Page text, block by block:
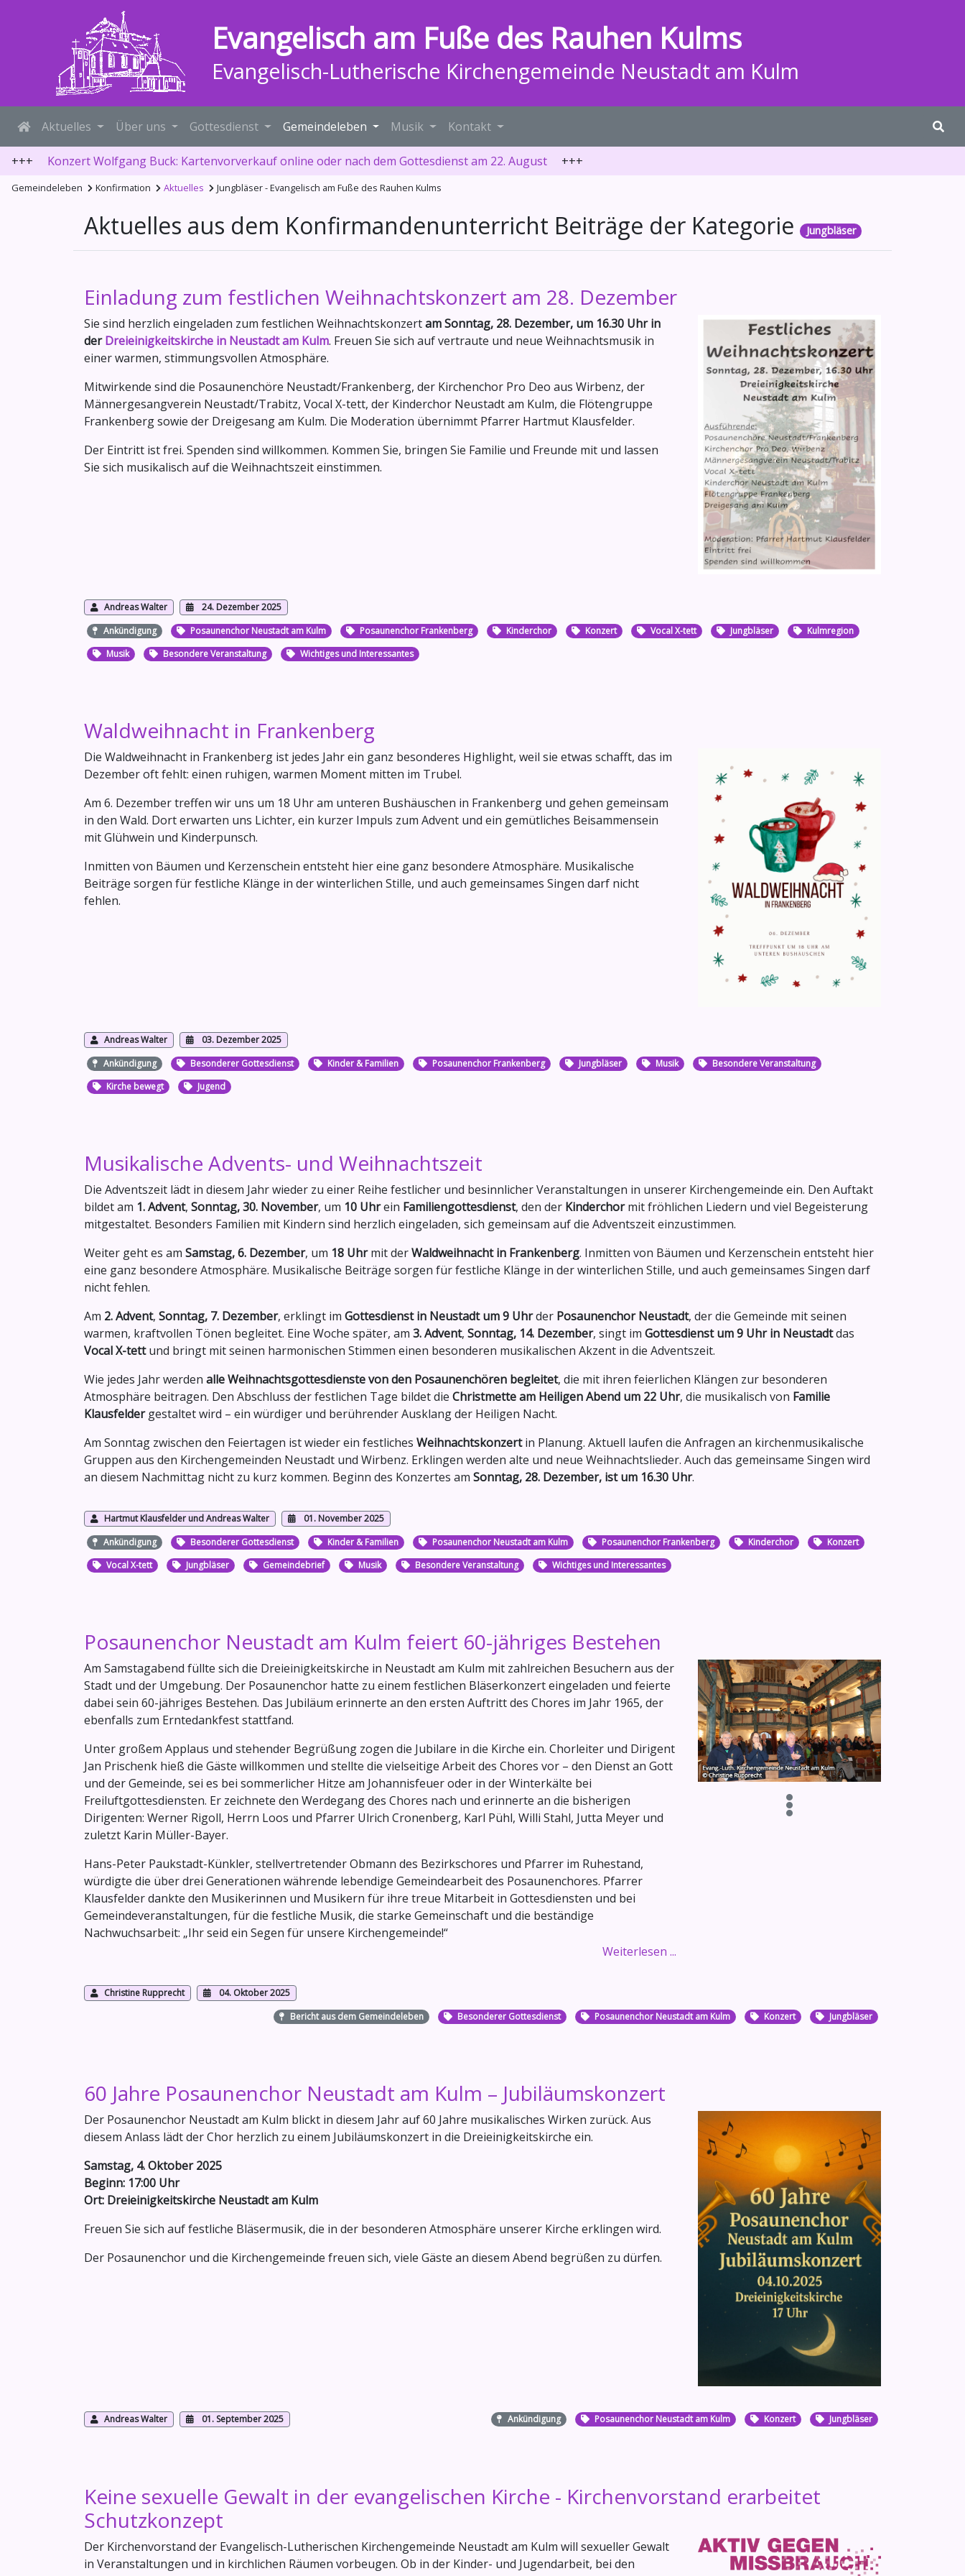
Evangelisch am Fuße des Rauhen Kulms
Evangelisch-Lutherische Kirchengemeinde Neustadt am Kulm
Aktuelles Über uns Gottesdienst Gemeindeleben Musik Kontakt
+++ Konzert Wolfgang Buck: Kartenvorverkauf online oder nach dem Gottesdienst am 22. August +++
Gemeindeleben Konfirmation Aktuelles Jungbläser - Evangelisch am Fuße des Rauhen Kulms
Aktuelles aus dem Konfirmandenunterricht Beiträge der Kategorie Jungbläser
Einladung zum festlichen Weihnachtskonzert am 28. Dezember
Sie sind herzlich eingeladen zum festlichen Weihnachtskonzertam Sonntag, 28. Dezember, um 16.30 Uhr in
derDreieinigkeitskirche in Neustadt am Kulm. Freuen Sie sich auf vertraute und neue Weihnachtsmusik in
einer warmen, stimmungsvollen Atmosphäre.
Mitwirkende sind die Posaunenchöre Neustadt/Frankenberg, der Kirchenchor Pro Deo aus Wirbenz, der
Männergesangverein Neustadt/Trabitz, Vocal X-tett, der Kinderchor Neustadt am Kulm, die Flötengruppe
Frankenberg sowie der Dreigesang am Kulm. Die Moderation übernimmt Pfarrer Hartmut Klausfelder.
Der Eintritt ist frei. Spenden sind willkommen. Kommen Sie, bringen Sie Familie und Freunde mit und lassen
Sie sich musikalisch auf die Weihnachtszeit einstimmen.
Andreas Walter
24. Dezember 2025
Ankündigung
Posaunenchor Neustadt am Kulm Posaunenchor Frankenberg Kinderchor Konzert Vocal X-tett Jungbläser
Kulmregion
Musik
Besondere Veranstaltung Wichtiges und Interessantes
Waldweihnacht in Frankenberg
Die Waldweihnacht in Frankenberg ist jedes Jahr ein ganz besonderes Highlight, weil sie etwas schafft, das im
Dezember oft fehlt: einen ruhigen, warmen Moment mitten im Trubel.
Am 6. Dezember treffen wir uns um 18 Uhr am unteren Bushäuschen in Frankenberg und gehen gemeinsam
in den Wald. Dort erwarten uns Lichter, ein kurzer Impuls zum Advent und ein gemütliches Beisammensein
mit Glühwein und Kinderpunsch.
Inmitten von Bäumen und Kerzenschein entsteht hier eine ganz besondere Atmosphäre. Musikalische
Beiträge sorgen für festliche Klänge in der winterlichen Stille, und auch gemeinsames Singen darf nicht
fehlen.
Andreas Walter
03. Dezember 2025
Ankündigung
Besonderer Gottesdienst Kinder & Familien Posaunenchor Frankenberg Jungbläser Musik
Besondere Veranstaltung
Kirche bewegt
Jugend
Musikalische Advents- und Weihnachtszeit
Die Adventszeit lädt in diesem Jahr wieder zu einer Reihe festlicher und besinnlicher Veranstaltungen in unserer Kirchengemeinde ein. Den Auftakt
bildet am 1. Advent, Sonntag, 30. November, um 10 Uhrein Familiengottesdienst, den der Kinderchormit fröhlichen Liedern und viel Begeisterung
mitgestaltet. Besonders Familien mit Kindern sind herzlich eingeladen, sich gemeinsam auf die Adventszeit einzustimmen.
Weiter geht es am Samstag, 6. Dezember, um 18 Uhrmit derWaldweihnacht in Frankenberg. Inmitten von Bäumen und Kerzenschein entsteht hier
eine ganz besondere Atmosphäre. Musikalische Beiträge sorgen für festliche Klänge in der winterlichen Stille, und auch gemeinsames Singen darf
nicht fehlen.
Am 2. Advent, Sonntag, 7. Dezember, erklingt im Gottesdienst in Neustadt um 9 Uhrder Posaunenchor Neustadt, der die Gemeinde mit seinen
warmen, kraftvollen Tönen begleitet. Eine Woche später, am 3. Advent, Sonntag, 14. Dezember, singt im Gottesdienst um 9 Uhr in Neustadtdas
Vocal X-tettund bringt mit seinen harmonischen Stimmen einen besonderen musikalischen Akzent in die Adventszeit.
Wie jedes Jahr werden alle Weihnachtsgottesdienste von den Posaunenchören begleitet, die mit ihren feierlichen Klängen zur besonderen
Atmosphäre beitragen. Den Abschluss der festlichen Tage bildet die Christmette am Heiligen Abend um 22 Uhr, die musikalisch von Familie
Klausfeldergestaltet wird – ein würdiger und berührender Ausklang der Heiligen Nacht.
Am Sonntag zwischen den Feiertagen ist wieder ein festliches Weihnachtskonzertin Planung. Aktuell laufen die Anfragen an kirchenmusikalische
Gruppen aus den Kirchengemeinden Neustadt und Wirbenz. Erklingen werden alte und neue Weihnachtslieder. Auch das gemeinsame Singen wird
an diesem Nachmittag nicht zu kurz kommen. Beginn des Konzertes am Sonntag, 28. Dezember, ist um 16.30 Uhr.
Hartmut Klausfelder und Andreas Walter
01. November 2025
Ankündigung
Besonderer Gottesdienst Kinder & Familien Posaunenchor Neustadt am Kulm Posaunenchor Frankenberg Kinderchor
Konzert
Vocal X-tett
Jungbläser Gemeindebrief Musik Besondere Veranstaltung Wichtiges und Interessantes
Posaunenchor Neustadt am Kulm feiert 60-jähriges Bestehen
Am Samstagabend füllte sich die Dreieinigkeitskirche in Neustadt am Kulm mit zahlreichen Besuchern aus der
Stadt und der Umgebung. Der Posaunenchor hatte zu einem festlichen Bläserkonzert eingeladen und feierte
dabei sein 60-jähriges Bestehen. Das Jubiläum erinnerte an den ersten Auftritt des Chores im Jahr 1965, der
ebenfalls zum Erntedankfest stattfand.
Unter großem Applaus und stehender Begrüßung zogen die Jubilare in die Kirche ein. Chorleiter und Dirigent
Jan Prischenk hieß die Gäste willkommen und stellte die vielseitige Arbeit des Chores vor – den Dienst an Gott
und der Gemeinde, sei es bei sommerlicher Hitze am Johannisfeuer oder in der Winterkälte bei
Freiluftgottesdiensten. Er zeichnete den Werdegang des Chores nach und erinnerte an die bisherigen
Dirigenten: Werner Rigoll, Herrn Loos und Pfarrer Ulrich Cronenberg, Karl Pühl, Willi Stahl, Jutta Meyer und
zuletzt Karin Müller-Bayer.
Hans-Peter Paukstadt-Künkler, stellvertretender Obmann des Bezirkschores und Pfarrer im Ruhestand,
würdigte die über drei Generationen währende lebendige Gemeindearbeit des Posaunenchores. Pfarrer
Klausfelder dankte den Musikerinnen und Musikern für ihre treue Mitarbeit in Gottesdiensten und bei
Gemeindeveranstaltungen, für die festliche Musik, die starke Gemeinschaft und die beständige
Nachwuchsarbeit: „Ihr seid ein Segen für unsere Kirchengemeinde!“
Weiterlesen ...
Christine Rupprecht
04. Oktober 2025
Bericht aus dem Gemeindeleben
Besonderer Gottesdienst Posaunenchor Neustadt am Kulm Konzert Jungbläser
60 Jahre Posaunenchor Neustadt am Kulm – Jubiläumskonzert
Der Posaunenchor Neustadt am Kulm blickt in diesem Jahr auf 60 Jahre musikalisches Wirken zurück. Aus
diesem Anlass lädt der Chor herzlich zu einem Jubiläumskonzert in die Dreieinigkeitskirche ein.
Samstag, 4. Oktober 2025
Beginn: 17:00 Uhr
Ort: Dreieinigkeitskirche Neustadt am Kulm
Freuen Sie sich auf festliche Bläsermusik, die in der besonderen Atmosphäre unserer Kirche erklingen wird.
Der Posaunenchor und die Kirchengemeinde freuen sich, viele Gäste an diesem Abend begrüßen zu dürfen.
Andreas Walter 01. September 2025 Ankündigung Posaunenchor Neustadt am Kulm Konzert Jungbläser
Keine sexuelle Gewalt in der evangelischen Kirche - Kirchenvorstand erarbeitet
Schutzkonzept
Der Kirchenvorstand der Evangelisch-Lutherischen Kirchengemeinde Neustadt am Kulm will sexueller Gewalt
in Veranstaltungen und in kirchlichen Räumen vorbeugen. Ob in der Kinder- und Jugendarbeit, bei den